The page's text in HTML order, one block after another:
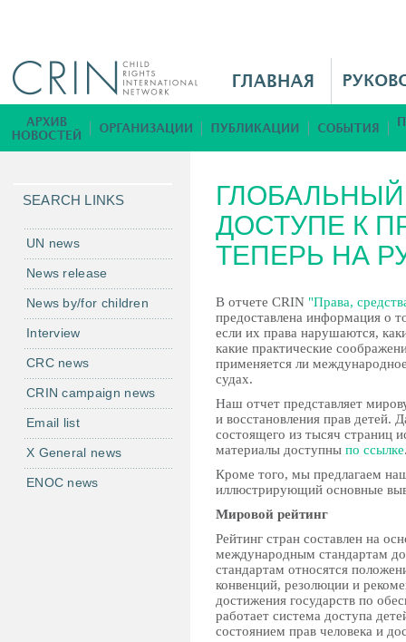
i
n
n
u
R
Б
и
ГЛОБАЛЬНЫЙ
ДОСТУПЕ К
ТЕПЕРЬ НА
В отчете CRIN "Права,
предоставлена информация о
если их права нарушаются,
какие практические
применяется ли
судах.
Нaш отчет представляет
и восстановления прав детей.
состоящего из тысяч страниц
материалы доступны по ссылке
Кроме того, мы предлагаем
иллюстрирующий основные
Мировой рейтинг
Рейтинг стран составлен на
международным стандартам
стандартам относятся
конвенций, резолюции и
достижения государств по
работает система доступа
состоянием прав человека и
SEARCH LINKS
UN news
News release
News by/for children
Interview
CRC news
CRIN campaign news
Email list
X General news
ENOC news